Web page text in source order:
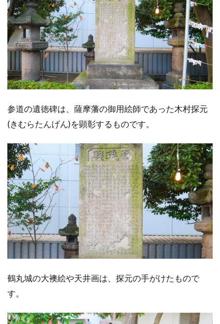
参道の遺徳碑は、薩摩藩の御用絵師であった木村探元
(きむらたんげん)を顕彰するものです。
鶴丸城の大襖絵や天井画は、探元の手がけたもので
す。